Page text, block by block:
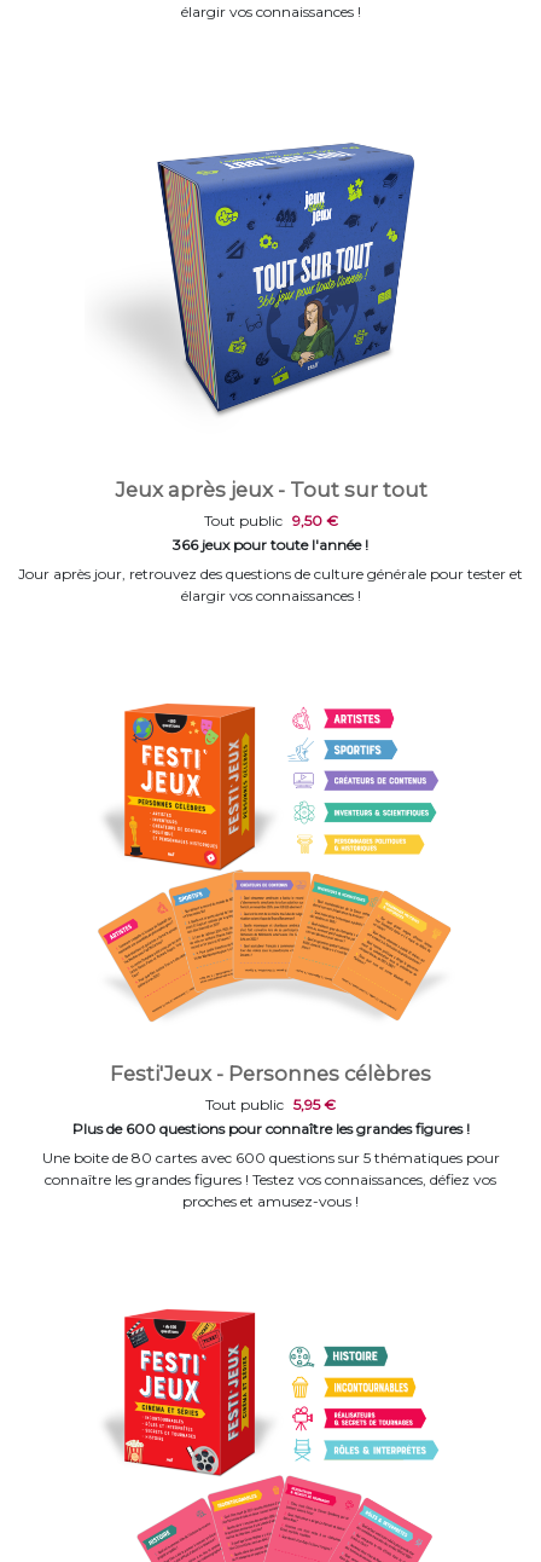
élargir vos connaissances !
Jeux après jeux - Tout sur tout
Tout public 9,50 €
366 jeux pour toute l'année !
Jour après jour, retrouvez des questions de culture générale pour tester et
élargir vos connaissances !
Festi'Jeux - Personnes célèbres
Tout public 5,95 €
Plus de 600 questions pour connaître les grandes figures !
Une boite de 80 cartes avec 600 questions sur 5 thématiques pour
connaître les grandes figures ! Testez vos connaissances, défiez vos
proches et amusez-vous !